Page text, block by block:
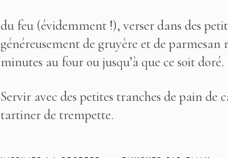
du feu (évidemment !), verser dans des
généreusement de gruyère et de
minutes au four ou jusqu’à que ce soit doré.
Servir avec des petites tranches de pain de
tartiner de trempette.